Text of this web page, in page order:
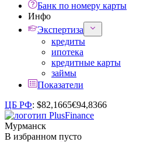
Банк по номеру карты
Инфо
Экспертиза
кредиты
ипотека
кредитные карты
займы
Показатели
ЦБ РФ: $82,1665€94,8366
Мурманск
В избранном пусто